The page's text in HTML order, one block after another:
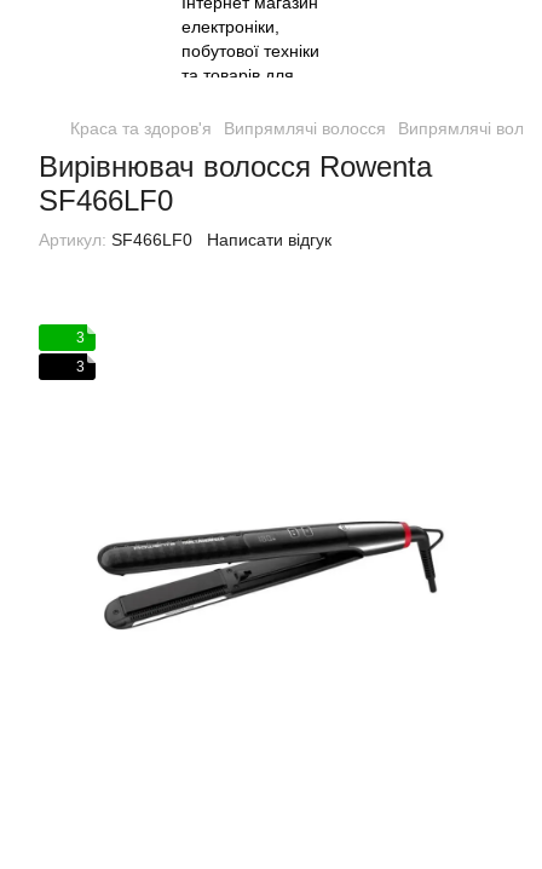
Краса та здоров'я Випрямлячі волосся Випрямлячі
Вирівнювач волосся Rowenta
SF466LF0
Артикул: SF466LF0 Написати відгук
3
3